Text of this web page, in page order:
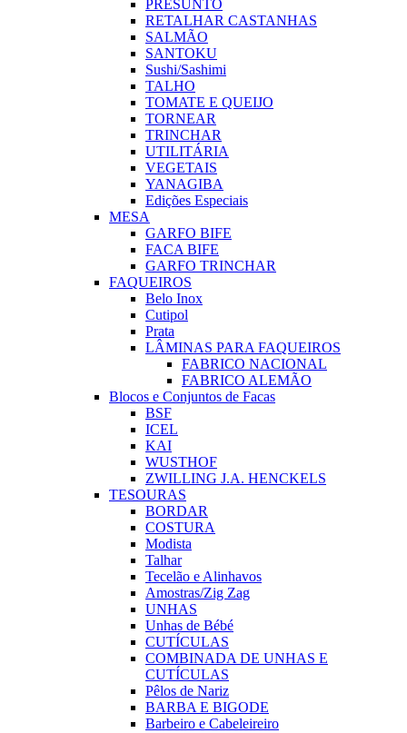
PRESUNTO
RETALHAR CASTANHAS
SALMÃO
SANTOKU
Sushi/Sashimi
TALHO
TOMATE E QUEIJO
TORNEAR
TRINCHAR
UTILITÁRIA
VEGETAIS
YANAGIBA
Edições Especiais
MESA
GARFO BIFE
FACA BIFE
GARFO TRINCHAR
FAQUEIROS
Belo Inox
Cutipol
Prata
LÂMINAS PARA FAQUEIROS
FABRICO NACIONAL
FABRICO ALEMÃO
Blocos e Conjuntos de Facas
BSF
ICEL
KAI
WUSTHOF
ZWILLING J.A. HENCKELS
TESOURAS
BORDAR
COSTURA
Modista
Talhar
Tecelão e Alinhavos
Amostras/Zig Zag
UNHAS
Unhas de Bébé
CUTÍCULAS
COMBINADA DE UNHAS E
CUTÍCULAS
Pêlos de Nariz
BARBA E BIGODE
Barbeiro e Cabeleireiro